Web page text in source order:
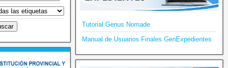
Tutorial Genus Nomade
Manual de Usuarios Finales GenExpedientes